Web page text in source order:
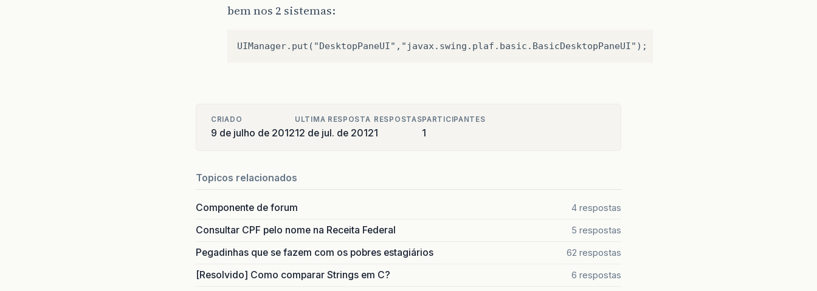
bem nos 2 sistemas:
CRIADO
9 de julho de 2012
ULTIMA RESPOSTA
12 de jul. de 2012
RESPOSTAS
1
PARTICIPANTES
1
Topicos relacionados
Componente de forum 4 respostas
Consultar CPF pelo nome na Receita Federal 5 respostas
Pegadinhas que se fazem com os pobres estagiários 62 respostas
[Resolvido] Como comparar Strings em C? 6 respostas